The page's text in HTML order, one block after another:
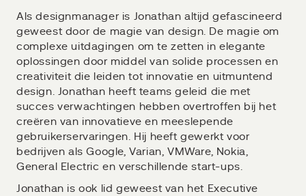
Als designmanager is Jonathan altijd gefascineerd
geweest door de magie van design. De magie om
complexe uitdagingen om te zetten in elegante
oplossingen door middel van solide processen en
creativiteit die leiden tot innovatie en uitmuntend
design. Jonathan heeft teams geleid die met
succes verwachtingen hebben overtroffen bij het
creëren van innovatieve en meeslepende
gebruikerservaringen. Hij heeft gewerkt voor
bedrijven als Google, Varian, VMWare, Nokia,
General Electric en verschillende start-ups.
Jonathan is ook lid geweest van het Executive